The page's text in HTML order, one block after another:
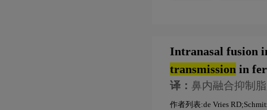
Intranasal fusion
transmission in
译： 鼻内融合抑制
作者列表:de Vries